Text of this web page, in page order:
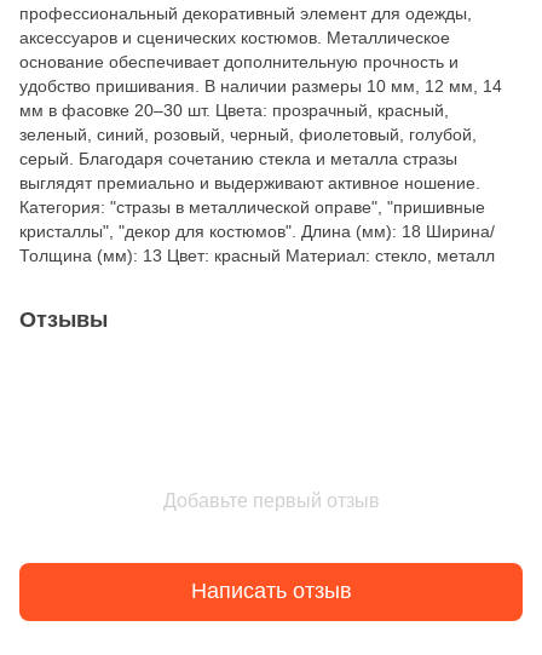
профессиональный декоративный элемент для одежды,
аксессуаров и сценических костюмов. Металлическое
основание обеспечивает дополнительную прочность и
удобство пришивания. В наличии размеры 10 мм, 12 мм, 14
мм в фасовке 20–30 шт. Цвета: прозрачный, красный,
зеленый, синий, розовый, черный, фиолетовый, голубой,
серый. Благодаря сочетанию стекла и металла стразы
выглядят премиально и выдерживают активное ношение.
Категория: "стразы в металлической оправе", "пришивные
кристаллы", "декор для костюмов". Длина (мм): 18 Ширина/
Толщина (мм): 13 Цвет: красный Материал: стекло, металл
Отзывы
Добавьте первый отзыв
Написать отзыв